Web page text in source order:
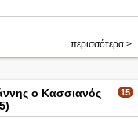
περισσότερα >
15
ο Κασσιανός